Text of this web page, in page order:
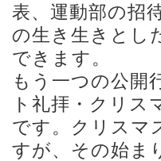
表、運動部の招
の生き生きとし
できます。
もう一つの公開
ト礼拝・クリス
です。クリスマ
すが、その始ま